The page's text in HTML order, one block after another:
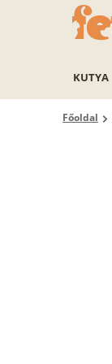
KUTYA
Főoldal